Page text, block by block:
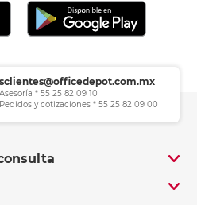
sclientes@officedepot.com.mx
Asesoría * 55 25 82 09 10
Pedidos y cotizaciones * 55 25 82 09 00